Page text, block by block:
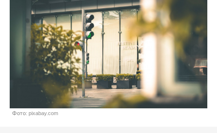
Фото: pixabay.com